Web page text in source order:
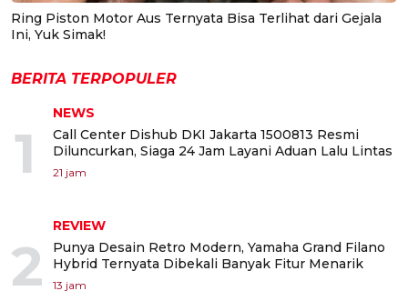
Ring Piston Motor Aus Ternyata Bisa Terlihat dari Gejala
Ini, Yuk Simak!
BERITA TERPOPULER
1
NEWS
Call Center Dishub DKI Jakarta 1500813 Resmi
Diluncurkan, Siaga 24 Jam Layani Aduan Lalu Lintas
21 jam
2
REVIEW
Punya Desain Retro Modern, Yamaha Grand Filano
Hybrid Ternyata Dibekali Banyak Fitur Menarik
13 jam